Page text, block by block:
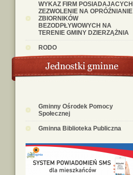
WYKAZ FIRM POSIADAJACYCH
ZEZWOLENIE NA OPRÓŹNIANIE
ZBIORNIKÓW
BEZODPŁYWOWYCH NA
TERENIE GMINY DZIERZĄŻNIA
RODO
Gminny Ośrodek Pomocy
Społecznej
Gminna Biblioteka Publiczna